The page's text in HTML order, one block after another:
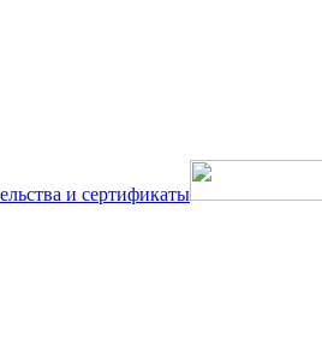
и сертификаты